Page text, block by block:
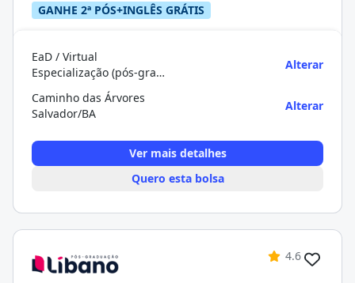
GANHE 2ª PÓS+INGLÊS GRÁTIS
EaD / Virtual
Especialização (pós-graduação)
Alterar
Caminho das Árvores
Salvador/BA
Alterar
Ver mais detalhes
Quero esta bolsa
4.6